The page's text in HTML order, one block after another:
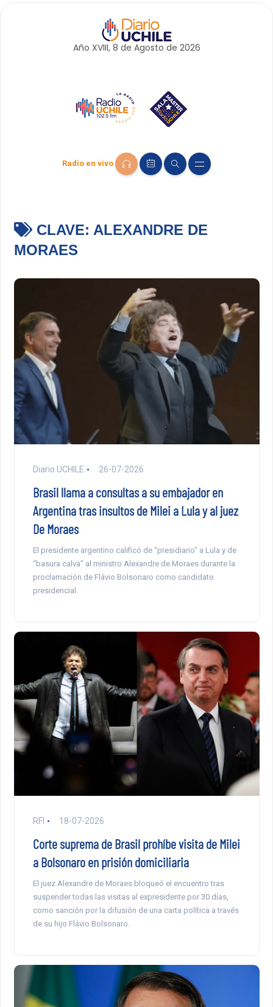
Año XVIII, 8 de Agosto de 2026
Radio en vivo
CLAVE: ALEXANDRE DE
MORAES
Diario UCHILE 26-07-2026
Brasil llama a consultas a su embajador en
Argentina tras insultos de Milei a Lula y al juez
De Moraes
El presidente argentino calificó de “presidiario” a Lula y de
“basura calva” al ministro Alexandre de Moraes durante la
proclamación de Flávio Bolsonaro como candidato
presidencial.
RFI 18-07-2026
Corte suprema de Brasil prohíbe visita de Milei
a Bolsonaro en prisión domiciliaria
El juez Alexandre de Moraes bloqueó el encuentro tras
suspender todas las visitas al expresidente por 30 días,
como sanción por la difusión de una carta política a través
de su hijo Flávio Bolsonaro.